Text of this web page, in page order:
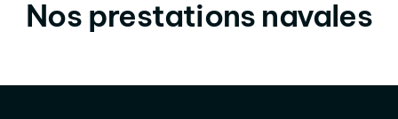
Nos prestations navales